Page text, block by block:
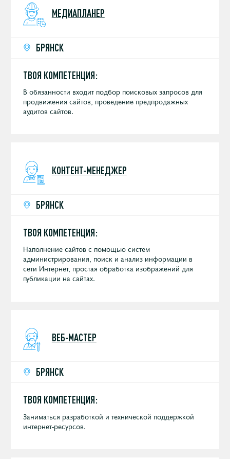
МЕДИАПЛАНЕР
БРЯНСК
ТВОЯ КОМПЕТЕНЦИЯ:
В обязанности входит подбор поисковых запросов для
продвижения сайтов, проведение предпродажных
аудитов сайтов.
КОНТЕНТ-МЕНЕДЖЕР
БРЯНСК
ТВОЯ КОМПЕТЕНЦИЯ:
Наполнение сайтов с помощью систем
администрирования, поиск и анализ информации в
сети Интернет, простая обработка изображений для
публикации на сайтах.
ВЕБ-МАСТЕР
БРЯНСК
ТВОЯ КОМПЕТЕНЦИЯ:
Заниматься разработкой и технической поддержкой
интернет-ресурсов.